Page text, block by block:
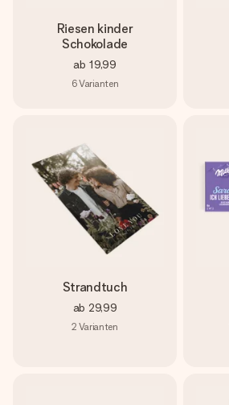
Riesen kinder
Schokolade
ab 19,99
6Varianten
Strandtuch
ab 29,99
2 Varianten